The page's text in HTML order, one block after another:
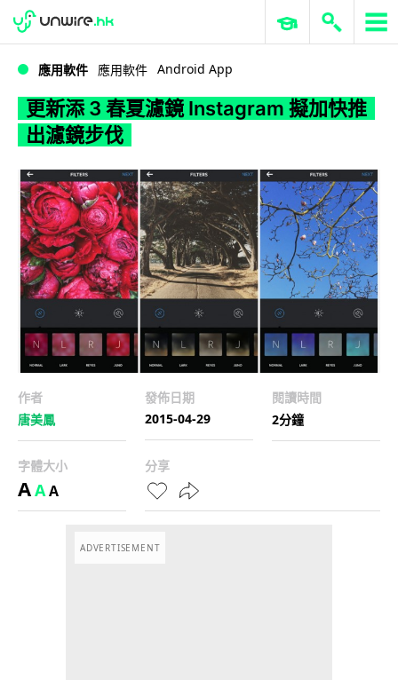
WWDC 2026 ERP 與商業 AI
應用軟件 應用軟件 Android App
更新添 3 春夏濾鏡 Instagram 擬加快推
出濾鏡步伐
作者
唐美鳳
發佈日期
2015-04-29
閱讀時間
2分鐘
字體大小
AAA
分享
ADVERTISEMENT